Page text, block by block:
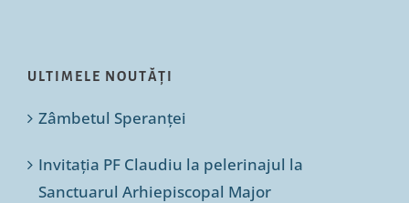
ULTIMELE NOUTĂȚI
Zâmbetul Speranței
Invitația PF Claudiu la pelerinajul la
Sanctuarul Arhiepiscopal Major